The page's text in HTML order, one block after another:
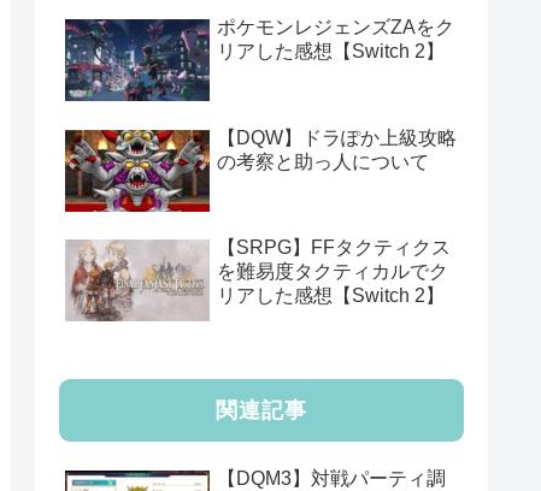
ポケモンレジェンズZAをク
リアした感想【Switch 2】
【DQW】ドラぽか上級攻略
の考察と助っ人について
【SRPG】FFタクティクス
を難易度タクティカルでク
リアした感想【Switch 2】
関連記事
【DQM3】対戦パーティ調